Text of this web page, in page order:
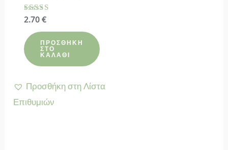
Βαθμολογήθηκε
4.67
από 5
2.70 €
ΠΡΟΣΘΉΚΗ
ΣΤΟ
ΚΑΛΆΘΙ
Προσθήκη στη Λίστα
Επιθυμιών